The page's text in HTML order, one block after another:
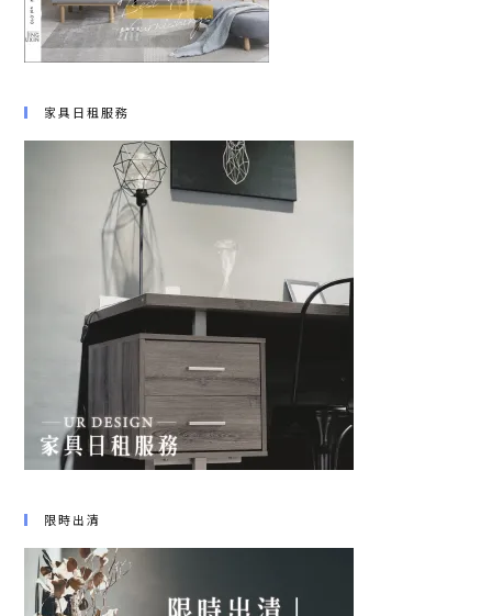
家具日租服務
限時出清